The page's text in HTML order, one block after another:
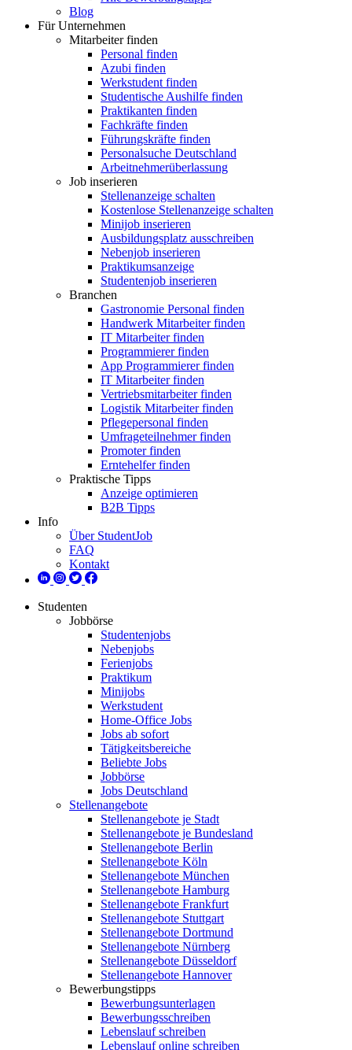
Blog
Für Unternehmen
Mitarbeiter finden
Personal finden
Azubi finden
Werkstudent finden
Studentische Aushilfe finden
Praktikanten finden
Fachkräfte finden
Führungskräfte finden
Personalsuche Deutschland
Arbeitnehmerüberlassung
Job inserieren
Stellenanzeige schalten
Kostenlose Stellenanzeige schalten
Minijob inserieren
Ausbildungsplatz ausschreiben
Nebenjob inserieren
Praktikumsanzeige
Studentenjob inserieren
Branchen
Gastronomie Personal finden
Handwerk Mitarbeiter finden
IT Mitarbeiter finden
Programmierer finden
App Programmierer finden
IT Mitarbeiter finden
Vertriebsmitarbeiter finden
Logistik Mitarbeiter finden
Pflegepersonal finden
Umfrageteilnehmer finden
Promoter finden
Erntehelfer finden
Praktische Tipps
Anzeige optimieren
B2B Tipps
Info
Über StudentJob
FAQ
Kontakt
Studenten
Jobbörse
Studentenjobs
Nebenjobs
Ferienjobs
Praktikum
Minijobs
Werkstudent
Home-Office Jobs
Jobs ab sofort
Tätigkeitsbereiche
Beliebte Jobs
Jobbörse
Jobs Deutschland
Stellenangebote
Stellenangebote je Stadt
Stellenangebote je Bundesland
Stellenangebote Berlin
Stellenangebote Köln
Stellenangebote München
Stellenangebote Hamburg
Stellenangebote Frankfurt
Stellenangebote Stuttgart
Stellenangebote Dortmund
Stellenangebote Nürnberg
Stellenangebote Düsseldorf
Stellenangebote Hannover
Bewerbungstipps
Bewerbungsunterlagen
Bewerbungsschreiben
Lebenslauf schreiben
Lebenslauf online schreiben